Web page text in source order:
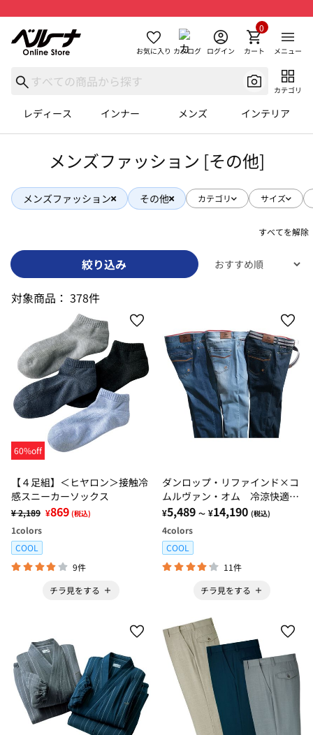
お気に入り カタログ ログイン カート
0
メニュー
カテゴリ
レディース インナー メンズ インテリア
メンズファッション [その他]
メンズファッション その他 カテゴリ サイズ
すべてを解除
絞り込み
対象商品： 378件
60%off
【４足組】＜ヒヤロン＞接触冷
感スニーカーソックス
¥ 2,189 ¥869 (税込)
1colors
COOL
9件
チラ見をする
ダンロップ・リファインド×コ
ムルヴァン・オム 冷涼快適プ
レミアムジーンズ
¥5,489 ～ ¥14,190 (税込)
4colors
COOL
11件
チラ見をする